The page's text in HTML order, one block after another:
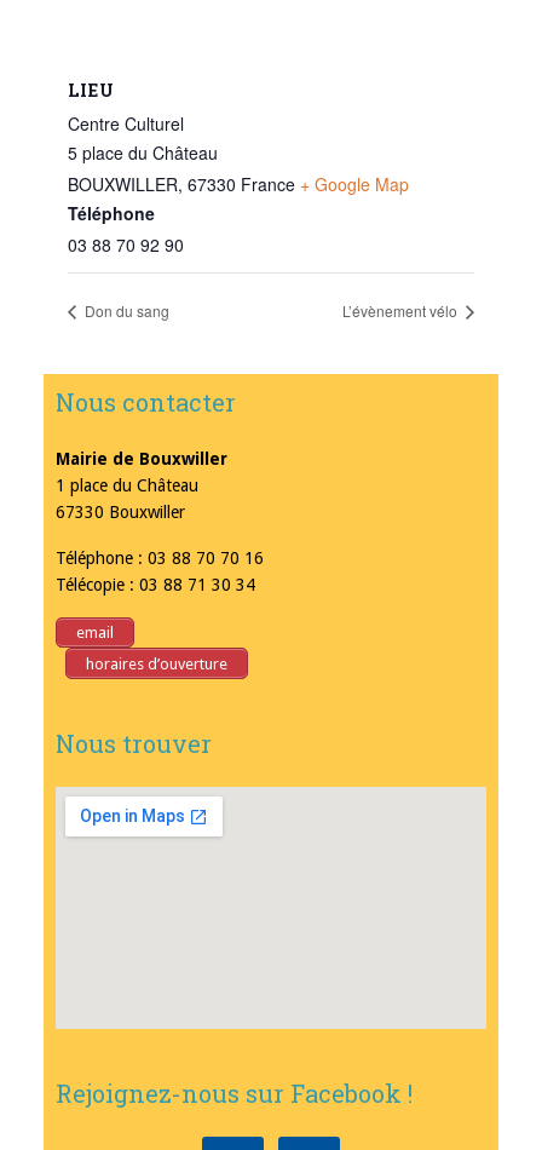
LIEU
Centre Culturel
5 place du Château
BOUXWILLER, 67330 France + Google Map
Téléphone
03 88 70 92 90
Don du sang L’évènement vélo
Nous contacter
Mairie de Bouxwiller
1 place du Château
67330 Bouxwiller
Téléphone : 03 88 70 70 16
Télécopie : 03 88 71 30 34
email
horaires d’ouverture
Nous trouver
Rejoignez-nous sur Facebook !